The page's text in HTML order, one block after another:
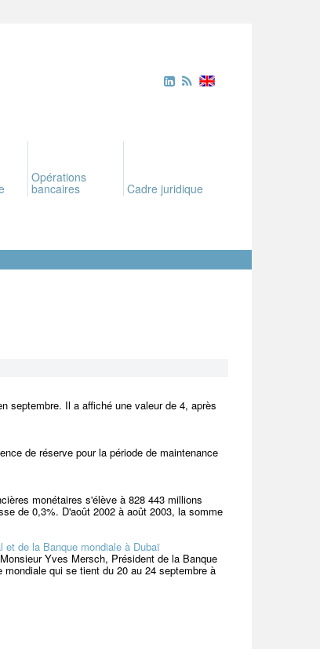
Opérations
bancaires Cadre juridique
septembre. Il a affiché une valeur de 4, après
de réserve pour la période de maintenance
monétaires s'élève à 828 443 millions
de 0,3%. D'août 2002 à août 2003, la somme
et de la Banque mondiale à Dubaï
Yves Mersch, Président de la Banque
qui se tient du 20 au 24 septembre à